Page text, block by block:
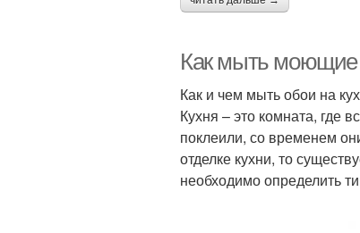
Как мыть моющие
Как и чем мыть обои на
Кухня – это комната, где
поклеили, со временем
отделке кухни, то
необходимо определить